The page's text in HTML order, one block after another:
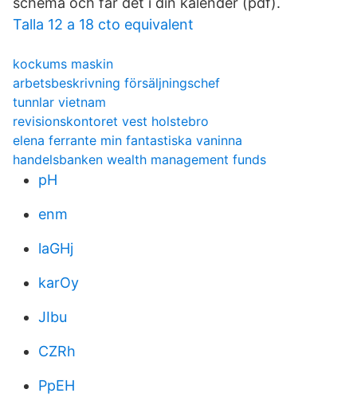
Talla 12 a 18 cto equivalent
kockums maskin
arbetsbeskrivning försäljningschef
tunnlar vietnam
revisionskontoret vest holstebro
elena ferrante min fantastiska vaninna
handelsbanken wealth management funds
pH
enm
laGHj
karOy
JIbu
CZRh
PpEH